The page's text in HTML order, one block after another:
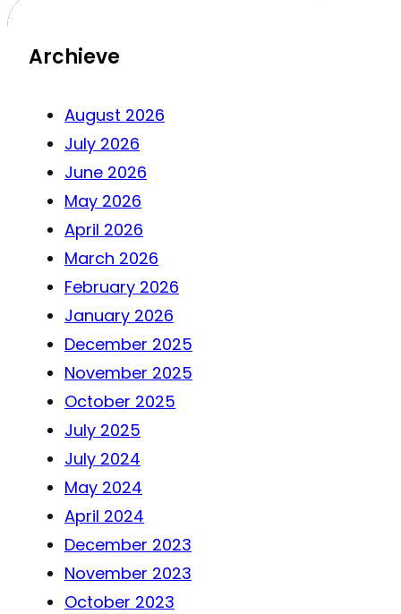
Archieve
August 2026
July 2026
June 2026
May 2026
April 2026
March 2026
February 2026
January 2026
December 2025
November 2025
October 2025
July 2025
July 2024
May 2024
April 2024
December 2023
November 2023
October 2023